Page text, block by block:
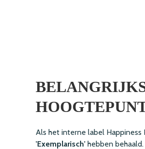
Als het interne label Happiness
'Exemplarisch'hebben